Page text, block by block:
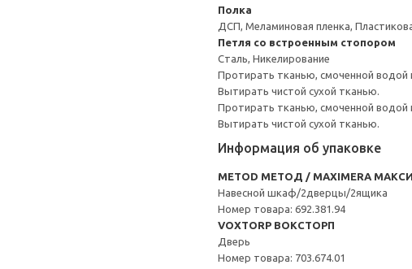
Полка
ДСП, Меламиновая пленка,
Петля со встроенным стопором
Сталь, Никелирование
Протирать тканью, смоченной
Вытирать чистой сухой тканью.
Протирать тканью, смоченной водой
Вытирать чистой сухой тканью.
Информация об упаковке
METOD МЕТОД / MAXIMERA
Навесной шкаф/2дверцы/2ящика
Номер товара: 692.381.94
VOXTORP ВОКСТОРП
Дверь
Номер товара: 703.674.01